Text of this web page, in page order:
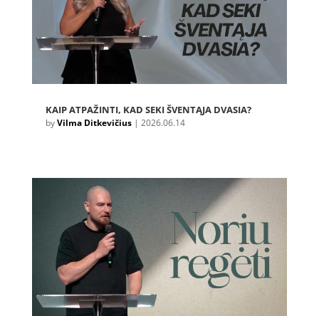
KAIP ATPAŽINTI, KAD SEKI ŠVENTĄJA DVASIA?
byVilma Ditkevičius| 2026.06.14